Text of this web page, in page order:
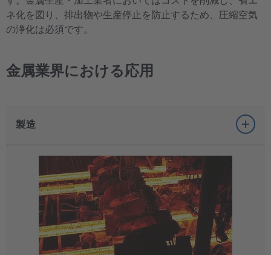
ネ化を図り、排出物や生産停止を防止するため、圧縮空気
の浄化は必須です。
金属業界における応用
製造